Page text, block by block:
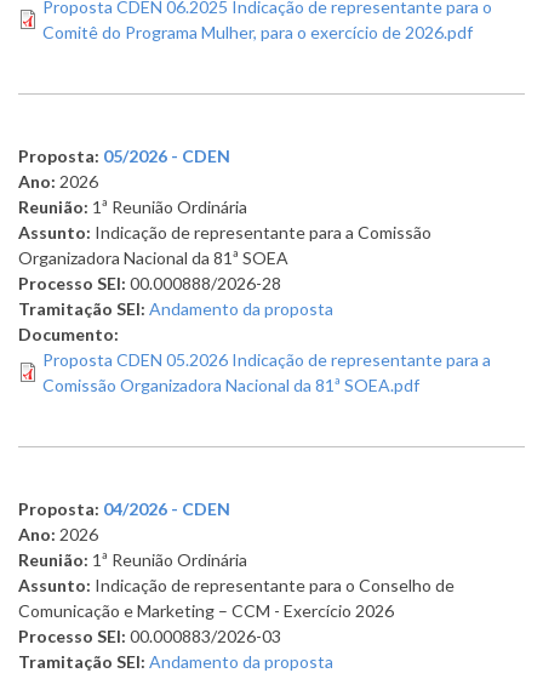
Proposta CDEN 06.2025 Indicação de representante para o
Comitê do Programa Mulher, para o exercício de 2026.pdf
Proposta: 05/2026 - CDEN
Ano: 2026
Reunião: 1ª Reunião Ordinária
Assunto: Indicação de representante para a Comissão
Organizadora Nacional da 81ª SOEA
Processo SEI: 00.000888/2026-28
Tramitação SEI: Andamento da proposta
Documento:
Proposta CDEN 05.2026 Indicação de representante para a
Comissão Organizadora Nacional da 81ª SOEA.pdf
Proposta: 04/2026 - CDEN
Ano: 2026
Reunião: 1ª Reunião Ordinária
Assunto: Indicação de representante para o Conselho de
Comunicação e Marketing – CCM - Exercício 2026
Processo SEI: 00.000883/2026-03
Tramitação SEI: Andamento da proposta